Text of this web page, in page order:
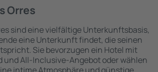
Orres
sind eine vielfältige Unterkunftsbasis,
eine Unterkunft findet, die seinen
Sie bevorzugen ein Hotel mit
und All-Inclusive-Angebot oder wählen